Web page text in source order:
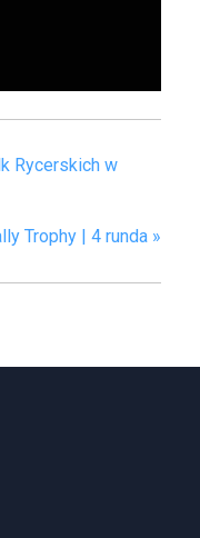
Rycerskich w
Trophy | 4 runda »